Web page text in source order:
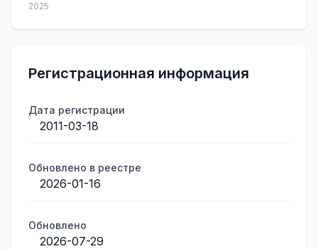
2025
Регистрационная информация
Дата регистрации
2011-03-18
Обновлено в реестре
2026-01-16
Обновлено
2026-07-29